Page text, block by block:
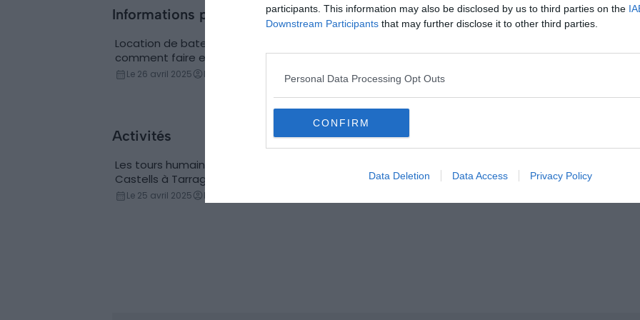
participants. This information may also be disclosed by us to third parties on the
Downstream Participants that may further disclose it to other third parties.
Personal Data Processing Opt Outs
CONFIRM
Data Deletion Data Access Privacy Policy
Informations pratiques
Location de bateau
Location de bateau à Tarragone :
comment faire et où ?
Le 26 avril 2025 Par Laetitia Navarra
Activités
Evénements
Les tours humaines des Concurs de
Castells à Tarragone
Le 25 avril 2025 Par Florian Colas